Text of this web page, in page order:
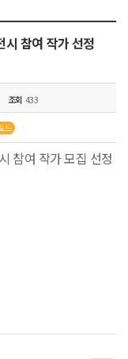
참여 작가 선정
조회 433
드
참여 작가 모집 선정